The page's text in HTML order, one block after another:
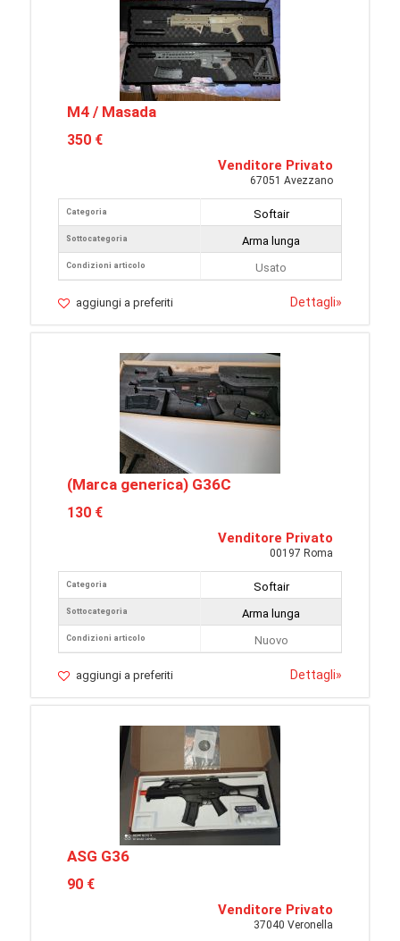
M4 / Masada
350 €
Venditore Privato
67051 Avezzano
Categoria
Sottocategoria
Condizioni articolo
Softair
Arma lunga
Usato
aggiungi a preferiti Dettagli»
(Marca generica) G36C
130 €
Venditore Privato
00197 Roma
Categoria
Sottocategoria
Condizioni articolo
Softair
Arma lunga
Nuovo
aggiungi a preferiti Dettagli»
ASG G36
90 €
Venditore Privato
37040 Veronella